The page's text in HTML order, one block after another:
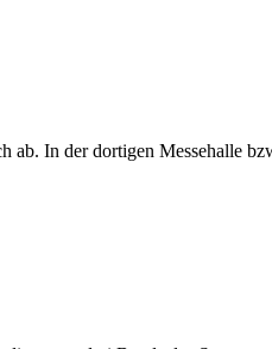
In der dortigen Messehalle